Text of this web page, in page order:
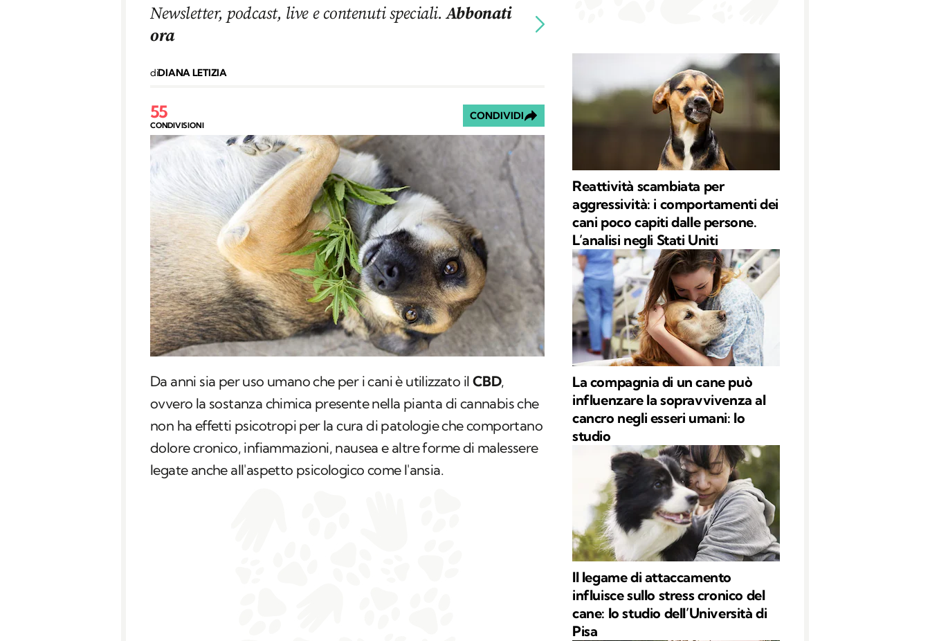
Newsletter, podcast, live e contenuti speciali.Abbonati
ora
diDIANA LETIZIA
55
CONDIVISIONI
CONDIVIDI
Da anni sia per uso umano che per i cani è utilizzato il CBD,
ovvero la sostanza chimica presente nella pianta di cannabis che
non ha effetti psicotropi per la cura di patologie che comportano
dolore cronico, infiammazioni, nausea e altre forme di malessere
legate anche all'aspetto psicologico come l'ansia.
Reattività scambiata per
aggressività: i comportamenti dei
cani poco capiti dalle persone.
L’analisi negli Stati Uniti
La compagnia di un cane può
influenzare la sopravvivenza al
cancro negli esseri umani: lo
studio
Il legame di attaccamento
influisce sullo stress cronico del
cane: lo studio dell’Università di
Pisa